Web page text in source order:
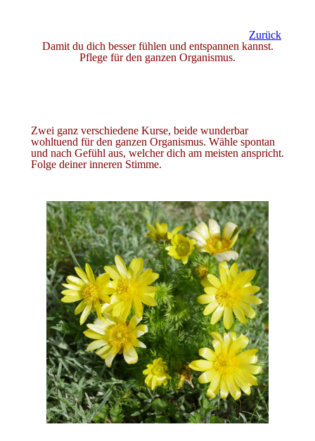
Zurück
Damit du dich besser fühlen und entspannen kannst.
Pflege für den ganzen Organismus.
Zwei ganz verschiedene Kurse, beide wunderbar
wohltuend für den ganzen Organismus. Wähle spontan
und nach Gefühl aus, welcher dich am meisten anspricht.
Folge deiner inneren Stimme.